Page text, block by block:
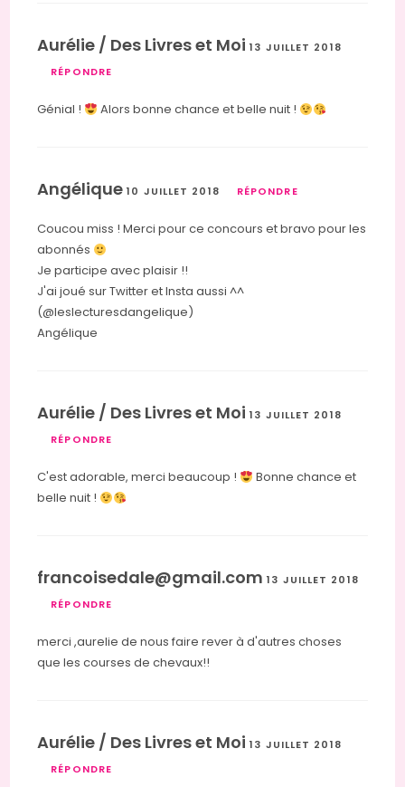
Aurélie / Des Livres et Moi13 JUILLET 2018
RÉPONDRE
Génial ! Alors bonne chance et belle nuit !
Angélique10 JUILLET 2018 RÉPONDRE
Coucou miss ! Merci pour ce concours et bravo pour les
abonnés
Je participe avec plaisir !!
J'ai joué sur Twitter et Insta aussi ^^
(@leslecturesdangelique)
Angélique
Aurélie / Des Livres et Moi13 JUILLET 2018
RÉPONDRE
C'est adorable, merci beaucoup !
Bonne chance et
belle nuit !
francoisedale@gmail.com13 JUILLET 2018
RÉPONDRE
merci ,aurelie de nous faire rever à d'autres choses
que les courses de chevaux!!
Aurélie / Des Livres et Moi13 JUILLET 2018
RÉPONDRE